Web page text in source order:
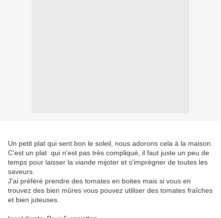
Un petit plat qui sent bon le soleil, nous adorons cela à la maison.
C'est un plat qui n'est pas très compliqué, il faut juste un peu de
temps pour laisser la viande mijoter et s'imprégner de toutes les
saveurs.
J'ai préféré prendre des tomates en boites mais si vous en
trouvez des bien mûres vous pouvez utiliser des tomates fraîches
et bien juteuses.